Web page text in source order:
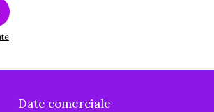
Date comerciale